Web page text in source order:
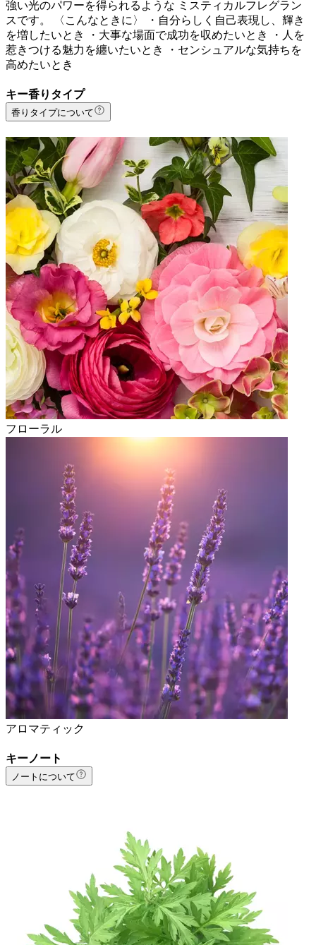
強い光のパワーを得られるような ミスティカルフレグラン
スです。 〈こんなときに〉 ・自分らしく自己表現し、輝き
を増したいとき ・大事な場面で成功を収めたいとき ・人を
惹きつける魅力を纏いたいとき ・センシュアルな気持ちを
高めたいとき
キー香りタイプ
香りタイプについて
フローラル
アロマティック
キーノート
ノートについて